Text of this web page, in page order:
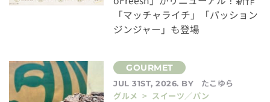
「マッチャライチ」「パッション
ジンジャー」も登場
JUL 31ST, 2026. BY
たこゆら
グルメ > スイーツ／パン